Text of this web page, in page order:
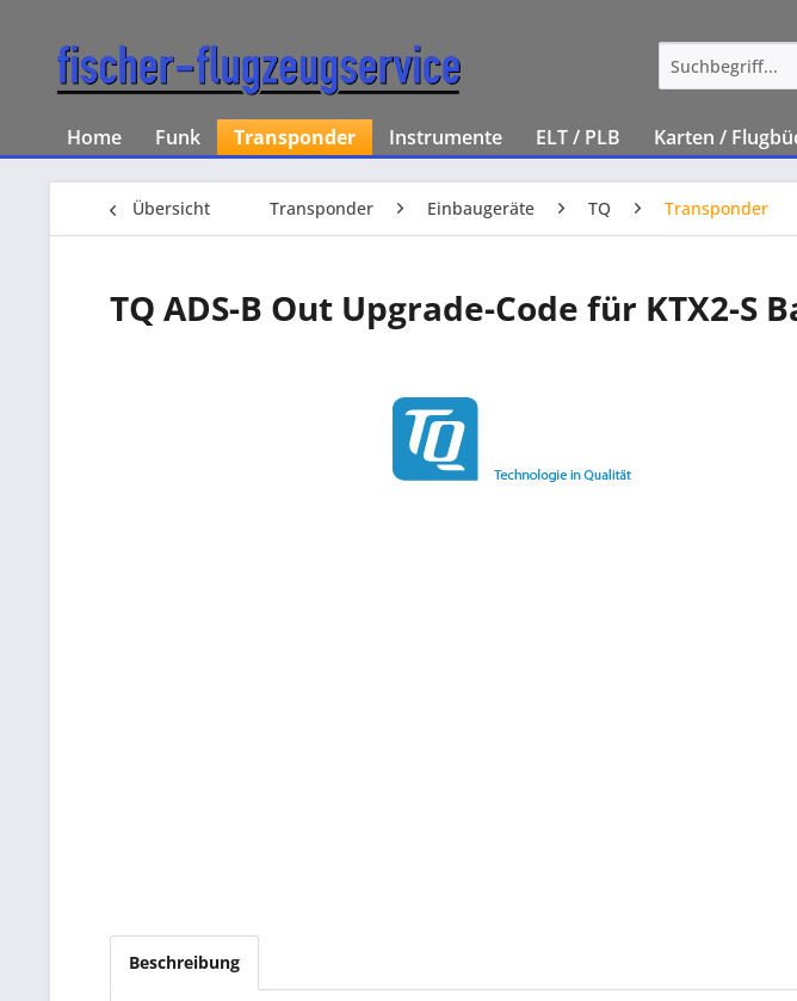
Home Funk Transponder Instrumente ELT / PLB Karten /
Übersicht Transponder Einbaugeräte TQ Transponder
TQ ADS-B Out Upgrade-Code für KTX2-S
Beschreibung